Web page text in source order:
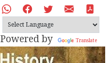
Powered by Translate